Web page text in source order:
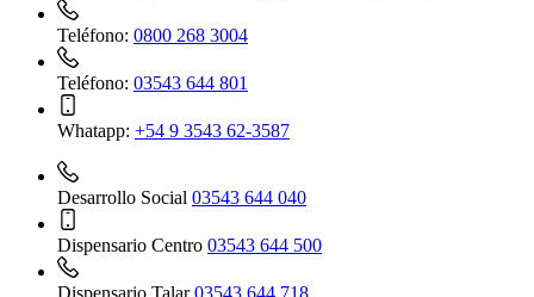
Teléfono: 0800 268 3004
Teléfono: 03543 644 801
Whatapp: +54 9 3543 62-3587
Desarrollo Social 03543 644 040
Dispensario Centro 03543 644 500